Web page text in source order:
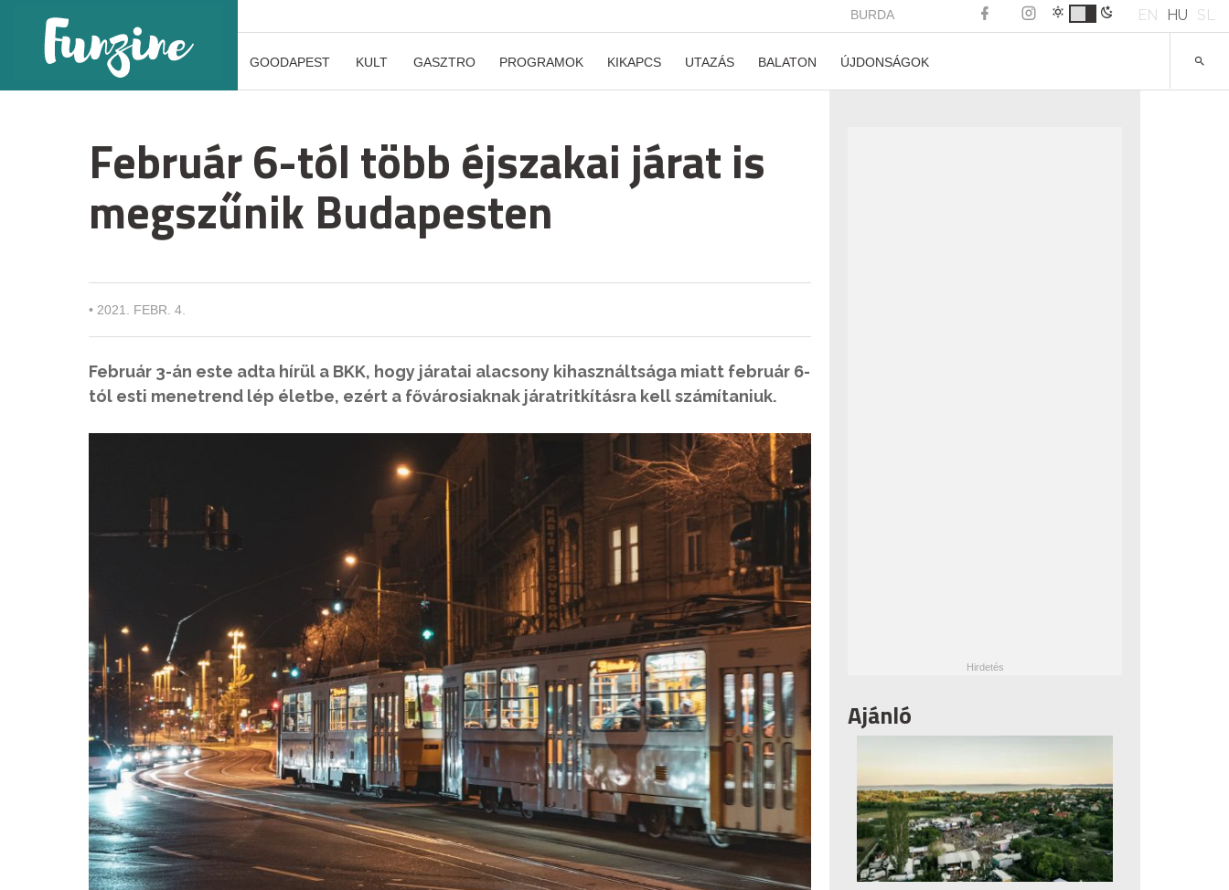
BURDA EN HU SL
GOODAPEST KULT GASZTRO PROGRAMOK KIKAPCS UTAZÁS BALATON ÚJDONSÁGOK
Február 6-tól több éjszakai járat is
megszűnik Budapesten
• 2021. FEBR. 4.
Február 3-án este adta hírül a BKK, hogy járatai alacsony kihasználtsága miatt február 6-
tól esti menetrend lép életbe, ezért a fővárosiaknak járatritkításra kell számítaniuk.
Ajánló